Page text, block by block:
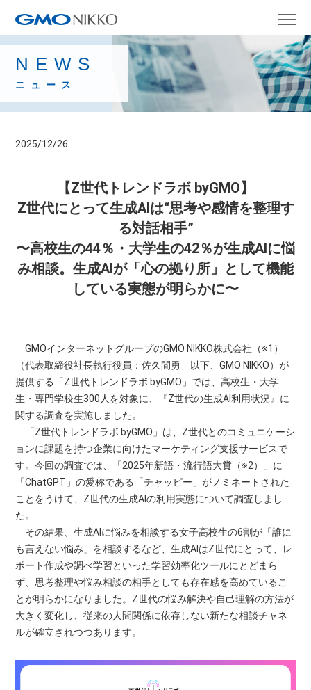
NEWS
ニュース
2025/12/26
【Z世代トレンドラボ byGMO】
Z世代にとって生成AIは“思考や感情を整理す
る対話相手”
〜高校生の44％・大学生の42％が生成AIに悩
み相談。生成AIが「心の拠り所」として機能
している実態が明らかに〜
GMOインターネットグループのGMO NIKKO株式会社（※1）
（代表取締役社長執行役員：佐久間勇 以下、GMO NIKKO）が
提供する「Z世代トレンドラボ byGMO」では、高校生・大学
生・専門学校生300人を対象に、『Z世代の生成AI利用状況』に
関する調査を実施しました。
「Z世代トレンドラボ byGMO」は、Z世代とのコミュニケーシ
ョンに課題を持つ企業に向けたマーケティング支援サービスで
す。今回の調査では、「2025年新語・流行語大賞（※2）」に
「ChatGPT」の愛称である「チャッピー」がノミネートされた
ことをうけて、Z世代の生成AIの利用実態について調査しまし
た。
その結果、生成AIに悩みを相談する女子高校生の6割が「誰に
も言えない悩み」を相談するなど、生成AIはZ世代にとって、レ
ポート作成や調べ学習といった学習効率化ツールにとどまら
ず、思考整理や悩み相談の相手としても存在感を高めているこ
とが明らかになりました。Z世代の悩み解決や自己理解の方法が
大きく変化し、従来の人間関係に依存しない新たな相談チャネ
ルが確立されつつあります。